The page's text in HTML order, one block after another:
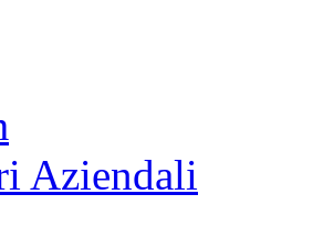
Aziendali